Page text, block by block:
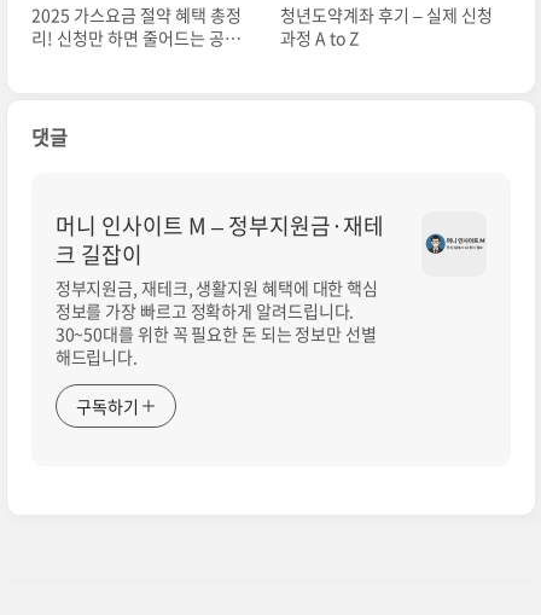
2025 가스요금 절약 혜택 총정
리! 신청만 하면 줄어드는 공과
청년도약계좌 후기 – 실제 신청
과정 A to Z
댓글
머니 인사이트 M – 정부지원금·재테
크 길잡이
정부지원금, 재테크, 생활지원 혜택에 대한 핵심
정보를 가장 빠르고 정확하게 알려드립니다.
30~50대를 위한 꼭 필요한 돈 되는 정보만 선별
해드립니다.
구독하기